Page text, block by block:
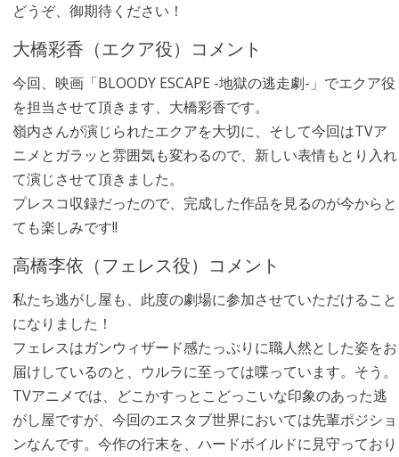
どうぞ、御期待ください！
大橋彩香（エクア役）コメント
今回、映画「BLOODY ESCAPE -地獄の逃走劇-」でエクア役
を担当させて頂きます、大橋彩香です。
嶺内さんが演じられたエクアを大切に、そして今回はTVア
ニメとガラッと雰囲気も変わるので、新しい表情もとり入れ
て演じさせて頂きました。
プレスコ収録だったので、完成した作品を見るのが今からと
ても楽しみです!!
高橋李依（フェレス役）コメント
私たち逃がし屋も、此度の劇場に参加させていただけること
になりました！
フェレスはガンウィザード感たっぷりに職人然とした姿をお
届けしているのと、ウルラに至っては喋っています。そう。
TVアニメでは、どこかすっとこどっこいな印象のあった逃
がし屋ですが、今回のエスタブ世界においては先輩ポジショ
ンなんです。今作の行末を、ハードボイルドに見守っており